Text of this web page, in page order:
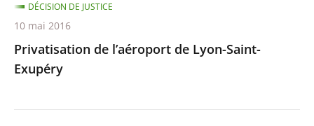
Privatisation de l’aéroport de Lyon-Saint-
Exupéry
DÉCISION DE JUSTICE
10 mai 2016